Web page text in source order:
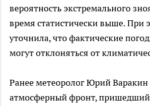
вероятность экстремального
время статистически выше. При
уточнила, что фактические
могут отклоняться от
Ранее метеоролог Юрий Варакин
атмосферный фронт, пришедший